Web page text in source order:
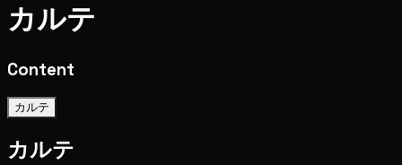
カルテ
Content
カルテ
カルテ